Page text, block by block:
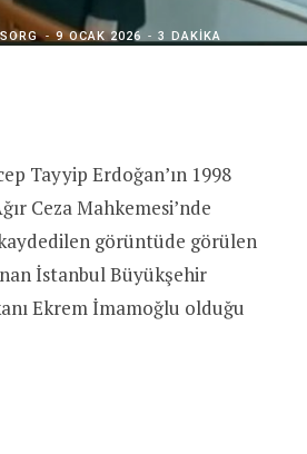
9 OCAK 2026 3 DAKIKA
Tayyip Erdoğan’ın 1998
Ceza Mahkemesi’nde
kaydedilen görüntüde görülen
İstanbul Büyükşehir
Ekrem İmamoğlu olduğu